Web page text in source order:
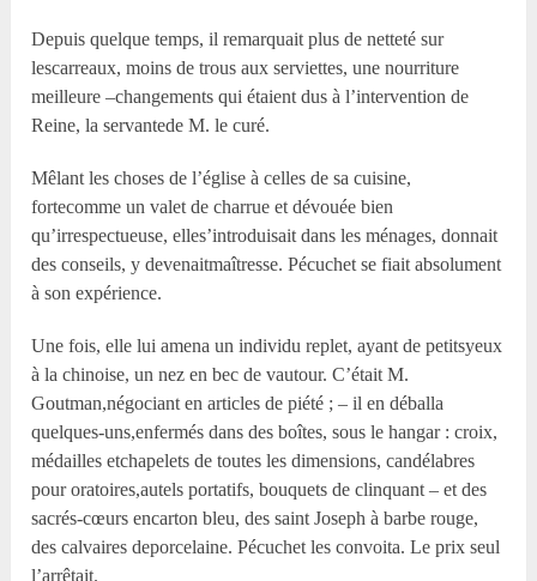
Depuis quelque temps, il remarquait plus de netteté sur
lescarreaux, moins de trous aux serviettes, une nourriture
meilleure –changements qui étaient dus à l’intervention de
Reine, la servantede M. le curé.
Mêlant les choses de l’église à celles de sa cuisine,
fortecomme un valet de charrue et dévouée bien
qu’irrespectueuse, elles’introduisait dans les ménages, donnait
des conseils, y devenaitmaîtresse. Pécuchet se fiait absolument
à son expérience.
Une fois, elle lui amena un individu replet, ayant de petitsyeux
à la chinoise, un nez en bec de vautour. C’était M.
Goutman,négociant en articles de piété ; – il en déballa
quelques-uns,enfermés dans des boîtes, sous le hangar : croix,
médailles etchapelets de toutes les dimensions, candélabres
pour oratoires,autels portatifs, bouquets de clinquant – et des
sacrés-cœurs encarton bleu, des saint Joseph à barbe rouge,
des calvaires deporcelaine. Pécuchet les convoita. Le prix seul
l’arrêtait.